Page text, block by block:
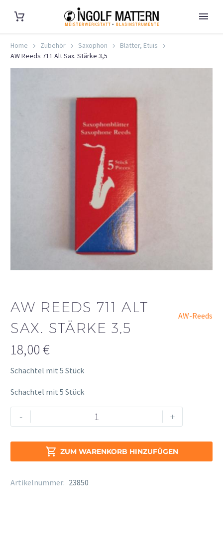
Home Zubehör Saxophon
Blätter, Etuis
AW Reeds 711 Alt Sax. Stärke 3,5
AW REEDS 711 ALT
SAX. STÄRKE 3,5
AW-Reeds
18,00 €
Schachtel mit 5 Stück
Schachtel mit 5 Stück
-
Reeds
Sax.
3,5
+
 ZUM WARENKORB HINZUFÜGEN
Alternative:
Artikelnummer: 23850